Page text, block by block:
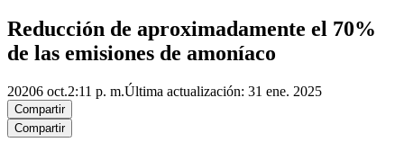
Reducción de aproximadamente el 70%
de las emisiones de amoníaco
20206 oct.2:11 p. m.Última actualización: 31 ene. 2025
Compartir
Compartir